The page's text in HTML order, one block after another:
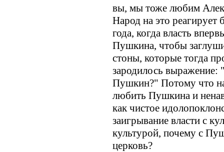
вы, мы тоже любим
Народ на это реагирует
года, когда власть
Пушкина, чтобы
стоны, которые тогда
зародилось выражение:
Пушкин?" Потому что
любить Пушкина и
как чистое
заигрывание власти с
культурой, почему с
церковь?